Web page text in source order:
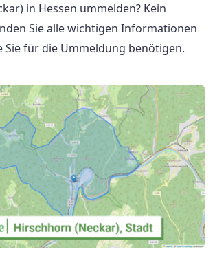
in Hessen ummelden? Kein
Sie alle wichtigen Informationen
Sie für die Ummeldung benötigen.